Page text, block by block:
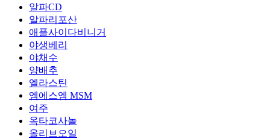
알파CD
알파리포산
애플사이다비니거
야생베리
야채수
양배추
엘라스틴
엠에스엠 MSM
여주
옥타코사놀
올리브오일